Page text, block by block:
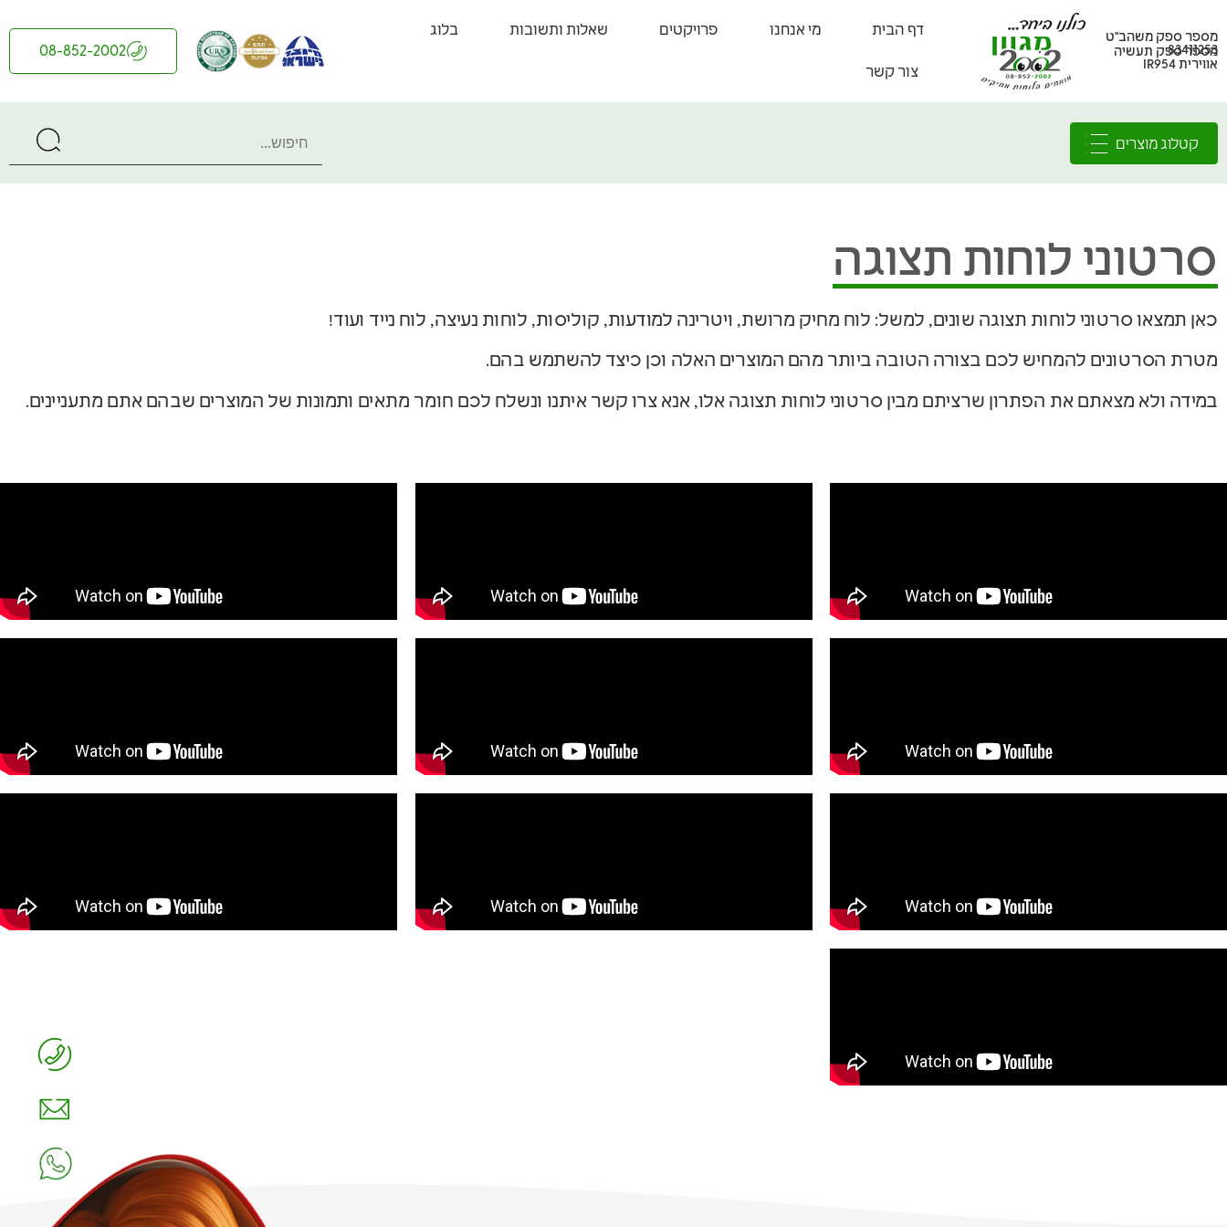
מספר ספק משהב"ט
83411253
מספר ספק תעשיה
אווירית IR954
דף הבית מי אנחנו פרויקטים שאלות ותשובות בלוג
צור קשר
08-852-2002
קטלוג מוצרים
סרטוני לוחות תצוגה
כאן תמצאו סרטוני לוחות תצוגה שונים, למשל: לוח מחיק מרושת, ויטרינה למודעות, קוליסות, לוחות נעיצה, לוח נייד ועוד!
מטרת הסרטונים להמחיש לכם בצורה הטובה ביותר מהם המוצרים האלה וכן כיצד להשתמש בהם.
במידה ולא מצאתם את הפתרון שרציתם מבין סרטוני לוחות תצוגה אלו, אנא צרו קשר איתנו ונשלח לכם חומר מתאים ותמונות של המוצרים שבהם אתם מתעניינים.